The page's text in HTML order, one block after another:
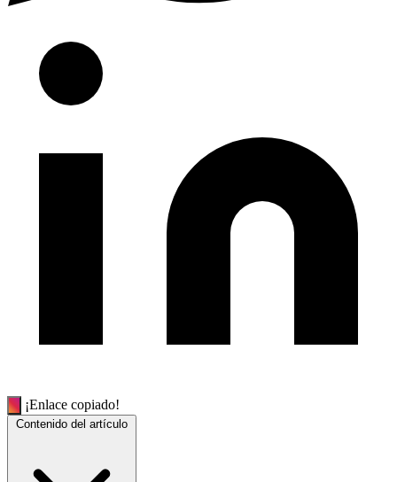
¡Enlace copiado!
Contenido del artículo